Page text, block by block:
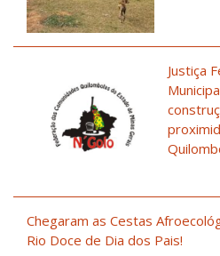
Justiça
Chegaram as Cestas
Rio Doce de Dia dos Pais!